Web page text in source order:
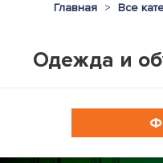
Главная Все
Одежда и